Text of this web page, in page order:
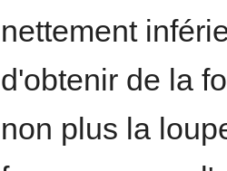
nettement
d'obtenir de la
non plus la